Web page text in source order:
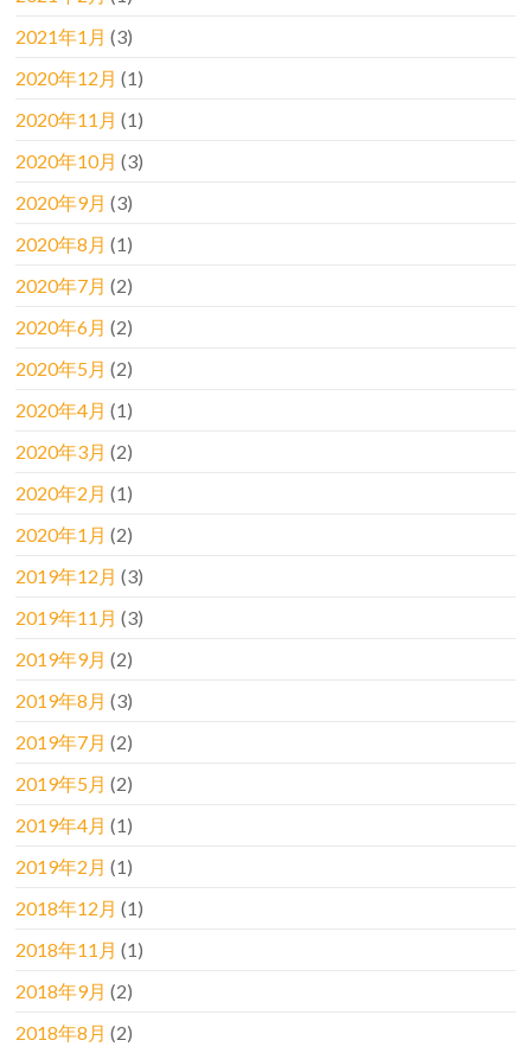
2021年1月 (3)
2020年12月 (1)
2020年11月 (1)
2020年10月 (3)
2020年9月 (3)
2020年8月 (1)
2020年7月 (2)
2020年6月 (2)
2020年5月 (2)
2020年4月 (1)
2020年3月 (2)
2020年2月 (1)
2020年1月 (2)
2019年12月 (3)
2019年11月 (3)
2019年9月 (2)
2019年8月 (3)
2019年7月 (2)
2019年5月 (2)
2019年4月 (1)
2019年2月 (1)
2018年12月 (1)
2018年11月 (1)
2018年9月 (2)
2018年8月 (2)